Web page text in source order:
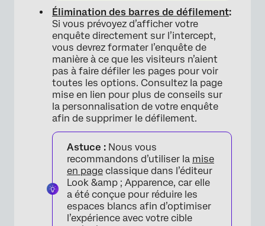
Élimination des barres de défilement:
Si vous prévoyez d’afficher votre
enquête directement sur l’intercept,
vous devrez formater l’enquête de
manière à ce que les visiteurs n’aient
pas à faire défiler les pages pour voir
toutes les options. Consultez la page
mise en lien pour plus de conseils sur
la personnalisation de votre enquête
afin de supprimer le défilement.
Astuce : Nous vous
recommandons d’utiliser la mise
en page classique dans l’éditeur
Look &amp ; Apparence, car elle
a été conçue pour réduire les
espaces blancs afin d’optimiser
l’expérience avec votre cible